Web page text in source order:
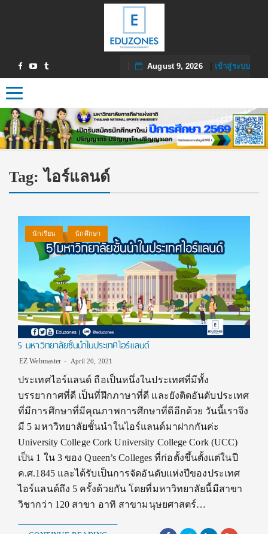
August 9, 2026| เข้าสู่ระบบ
Toggle navigation
Tag: ไอร์แลนด์
นักเรียน นักศึกษา
5 มหาวิทยาลัยชั้นนำในประเทศไอร์แลนด์
EZ Webmaster April 20, 2021
ประเทศไอร์แลนด์ ถือเป็นหนึ่งในประเทศที่มีทั้ง
บรรยากาศที่ดี เป็นที่ฝึกภาษาที่ดี และยังติดอันดับประเทศ
ที่มีการศึกษาที่มีคุณภาพการศึกษาที่ดีอีกด้วย วันนี้เราจึง
มี 5 มหาวิทยาลัยชั้นนำในไอร์แลนด์มาฝากกันค่ะ
University College Cork University College Cork (UCC)
เป็น 1 ใน 3 ของ Queen’s Colleges ที่ก่อตั้งขึ้นตั้งแต่ในปี
ค.ศ.1845 และได้รับเป็นการจัดอันดับแห่งปีของประเทศ
ไอร์แลนด์ถึง 5 ครั้งด้วยกัน โดยที่มหาวิทยาลัยนี้มีสาขา
วิชากว่า 120 สาขา อาทิ สาขามนุษยศาสตร์…